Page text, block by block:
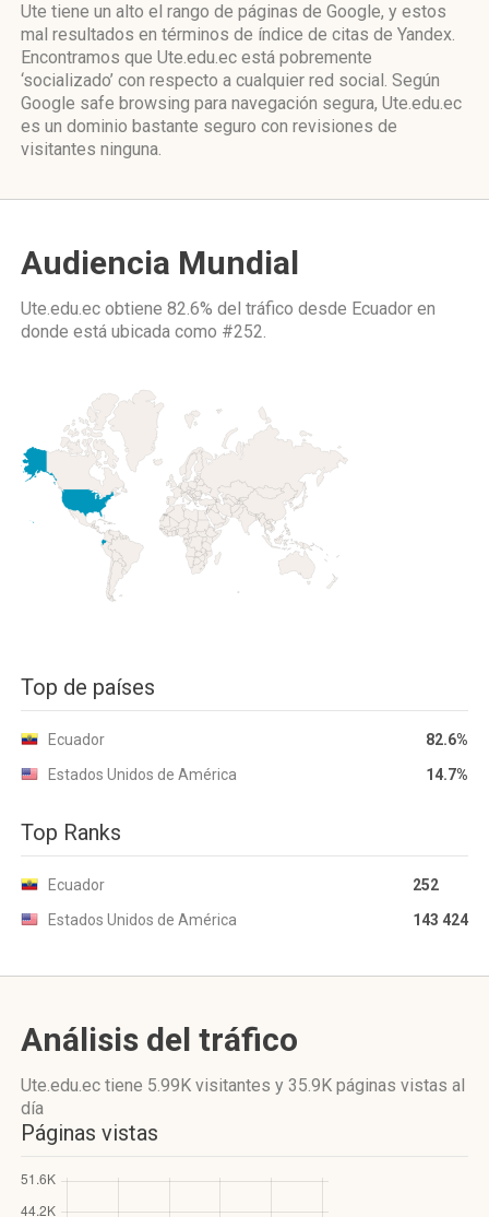
Ute tiene un alto el rango de páginas de Google, y estos
mal resultados en términos de índice de citas de Yandex.
Encontramos que Ute.edu.ec está pobremente
‘socializado’ con respecto a cualquier red social. Según
Google safe browsing para navegación segura, Ute.edu.ec
es un dominio bastante seguro con revisiones de
visitantes ninguna.
Audiencia Mundial
Ute.edu.ec obtiene 82.6% del tráfico desde Ecuador en
donde está ubicada como #252.
Top de países
Ecuador
82.6%
Estados Unidos de América
14.7%
Top Ranks
Ecuador
252
Estados Unidos de América
143 424
Análisis del tráfico
Ute.edu.ec tiene 5.99K visitantes y 35.9K páginas vistas al
día
Páginas vistas